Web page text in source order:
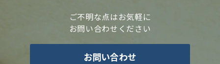
ご不明な点はお気軽に
お問い合わせください
お問い合わせ